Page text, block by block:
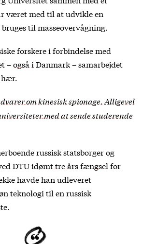
været med til at udvikle en
til masseovervågning.
forskere i forbindelse med
–også i Danmark– samarbejdet
om kinesisk spionage. Alligevel
med at sende studerende
russisk statsborger og
DTUidømt tre års fængsel for
havde han udleveret
teknologi til en russisk